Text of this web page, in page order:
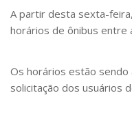
Divisões e Seções
Comissões Internas
Localização
A partir desta sexta-
horários de ônibus entre
Os horários estão
solicitação dos usuários